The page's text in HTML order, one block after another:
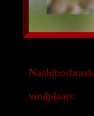
vindplaats: